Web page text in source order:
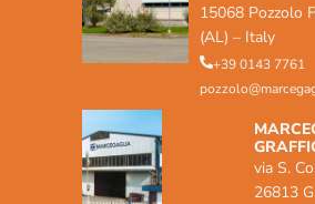
15068 Pozzolo
(AL) – Italy
+39 0143 7761
via S.
26813